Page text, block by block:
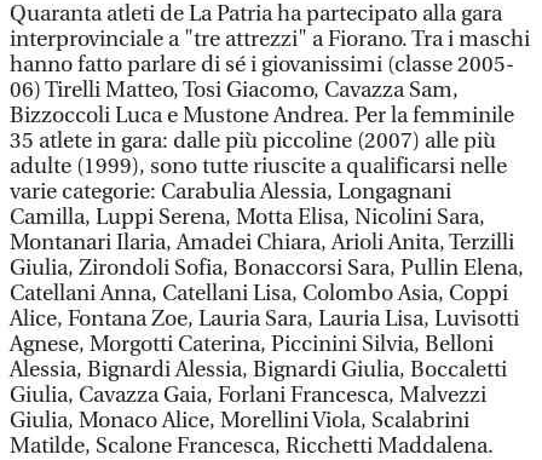
Quaranta atleti de La Patria ha partecipato alla gara
interprovinciale a "tre attrezzi" a Fiorano. Tra i maschi
hanno fatto parlare di sé i giovanissimi (classe 2005-
06) Tirelli Matteo, Tosi Giacomo, Cavazza Sam,
Bizzoccoli Luca e Mustone Andrea. Per la femminile
35 atlete in gara: dalle più piccoline (2007) alle più
adulte (1999), sono tutte riuscite a qualificarsi nelle
varie categorie: Carabulia Alessia, Longagnani
Camilla, Luppi Serena, Motta Elisa, Nicolini Sara,
Montanari Ilaria, Amadei Chiara, Arioli Anita, Terzilli
Giulia, Zirondoli Sofia, Bonaccorsi Sara, Pullin Elena,
Catellani Anna, Catellani Lisa, Colombo Asia, Coppi
Alice, Fontana Zoe, Lauria Sara, Lauria Lisa, Luvisotti
Agnese, Morgotti Caterina, Piccinini Silvia, Belloni
Alessia, Bignardi Alessia, Bignardi Giulia, Boccaletti
Giulia, Cavazza Gaia, Forlani Francesca, Malvezzi
Giulia, Monaco Alice, Morellini Viola, Scalabrini
Matilde, Scalone Francesca, Ricchetti Maddalena.